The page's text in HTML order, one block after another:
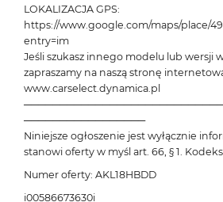
LOKALIZACJA GPS:
https://www.google.com/maps/place/
entry=im
Jeśli szukasz innego modelu lub wersji
zapraszamy na naszą stronę
www.carselect.dynamica.pl
─────────────────
Niniejsze ogłoszenie jest wyłącznie
stanowi oferty w myśl art. 66, § 1.
Numer oferty: AKL18HBDD
i00586673630i